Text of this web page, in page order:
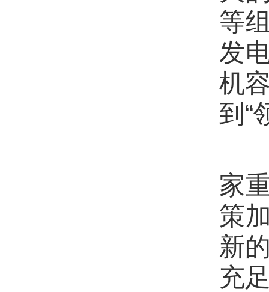
等
发
机
到“
家
策
新
充